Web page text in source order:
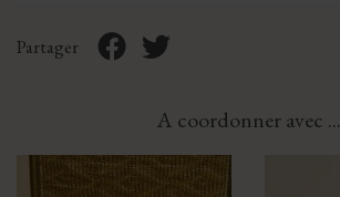
Partager
A coordonner avec ...